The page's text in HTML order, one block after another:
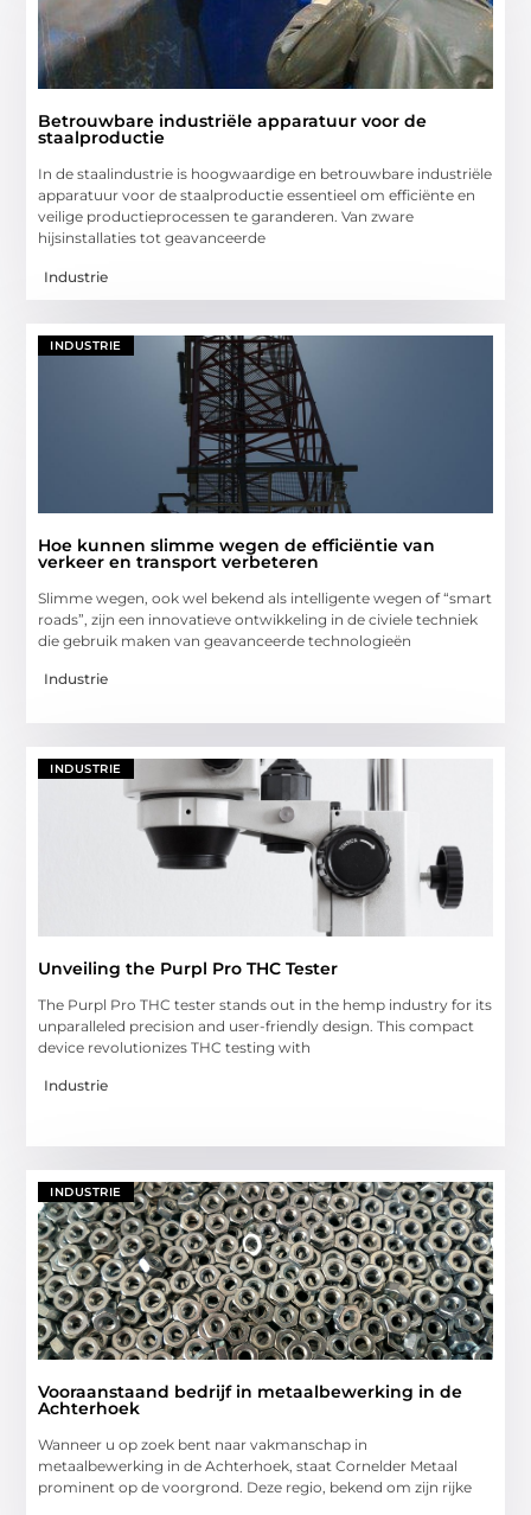
Betrouwbare industriële apparatuur voor de
staalproductie
In de staalindustrie is hoogwaardige en betrouwbare industriële
apparatuur voor de staalproductie essentieel om efficiënte en
veilige productieprocessen te garanderen. Van zware
hijsinstallaties tot geavanceerde
Industrie
INDUSTRIE
Hoe kunnen slimme wegen de efficiëntie van
verkeer en transport verbeteren
Slimme wegen, ook wel bekend als intelligente wegen of “smart
roads”, zijn een innovatieve ontwikkeling in de civiele techniek
die gebruik maken van geavanceerde technologieën
Industrie
INDUSTRIE
Unveiling the Purpl Pro THC Tester
The Purpl Pro THC tester stands out in the hemp industry for its
unparalleled precision and user-friendly design. This compact
device revolutionizes THC testing with
Industrie
INDUSTRIE
Vooraanstaand bedrijf in metaalbewerking in de
Achterhoek
Wanneer u op zoek bent naar vakmanschap in
metaalbewerking in de Achterhoek, staat Cornelder Metaal
prominent op de voorgrond. Deze regio, bekend om zijn rijke